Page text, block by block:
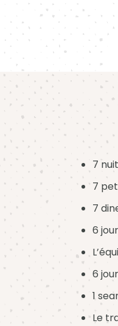
7
7
7
6
6
1
Le